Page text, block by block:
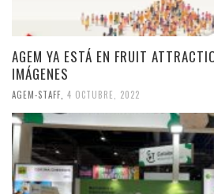
AGEM YA ESTÁ EN FRUIT
IMÁGENES
AGEM-STAFF 4 OCTUBRE, 2022